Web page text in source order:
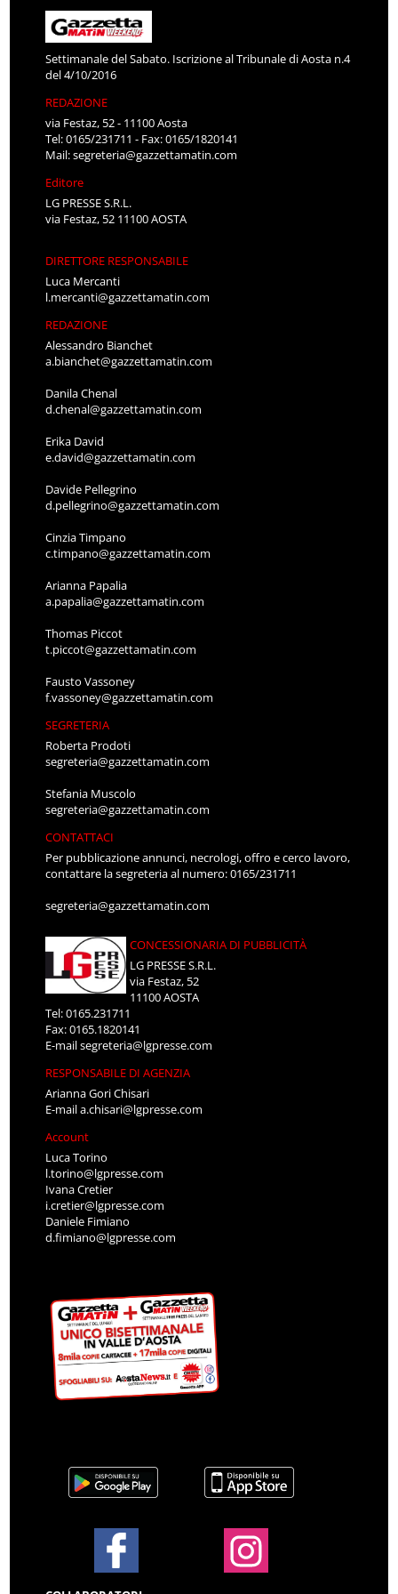
Settimanale del Sabato. Iscrizione al Tribunale di Aosta n.4
del 4/10/2016
REDAZIONE
via Festaz, 52 - 11100 Aosta
Tel: 0165/231711 - Fax: 0165/1820141
Mail:segreteria@gazzettamatin.com
Editore
LG PRESSE S.R.L.
via Festaz, 52 11100 AOSTA
DIRETTORE RESPONSABILE
Luca Mercanti
l.mercanti@gazzettamatin.com
REDAZIONE
Alessandro Bianchet
a.bianchet@gazzettamatin.com
Danila Chenal
d.chenal@gazzettamatin.com
Erika David
e.david@gazzettamatin.com
Davide Pellegrino
d.pellegrino@gazzettamatin.com
Cinzia Timpano
c.timpano@gazzettamatin.com
Arianna Papalia
a.papalia@gazzettamatin.com
Thomas Piccot
t.piccot@gazzettamatin.com
Fausto Vassoney
f.vassoney@gazzettamatin.com
SEGRETERIA
Roberta Prodoti
segreteria@gazzettamatin.com
Stefania Muscolo
segreteria@gazzettamatin.com
CONTATTACI
Per pubblicazione annunci, necrologi, offro e cerco lavoro,
contattare la segreteria al numero: 0165/231711
segreteria@gazzettamatin.com
CONCESSIONARIA DI PUBBLICITÀ
LG PRESSE S.R.L.
via Festaz, 52
11100 AOSTA
Tel: 0165.231711
Fax: 0165.1820141
E-mailsegreteria@lgpresse.com
RESPONSABILE DI AGENZIA
Arianna Gori Chisari
E-maila.chisari@lgpresse.com
Account
Luca Torino
l.torino@lgpresse.com
Ivana Cretier
i.cretier@lgpresse.com
Daniele Fimiano
d.fimiano@lgpresse.com